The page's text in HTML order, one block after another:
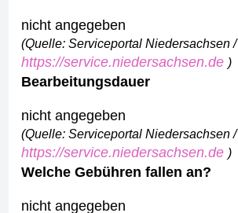
nicht angegeben
(Quelle: Serviceportal Niedersachsen /
https://service.niedersachsen.de )
Bearbeitungsdauer
nicht angegeben
(Quelle: Serviceportal Niedersachsen /
https://service.niedersachsen.de )
Welche Gebühren fallen an?
nicht angegeben